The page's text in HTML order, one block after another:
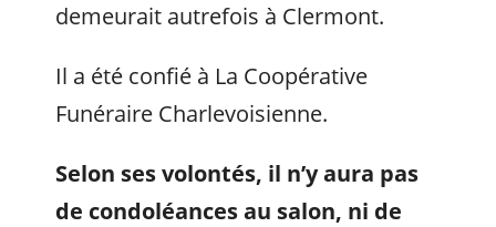
demeurait autrefois à Clermont.
Il a été confié à La Coopérative
Funéraire Charlevoisienne.
Selon ses volontés, il n’y aura pas
de condoléances au salon, ni de